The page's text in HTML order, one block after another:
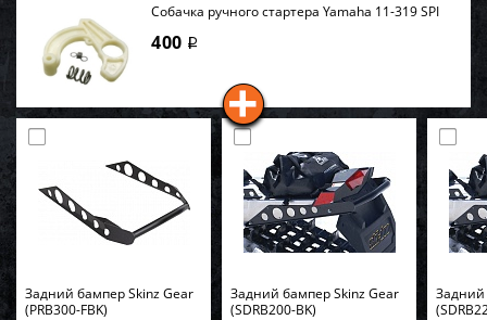
Собачка ручного стартера Yamaha 11-319 SPI
400 i
Задний бампер Skinz Gear
(PRB300-FBK)
Задний бампер Skinz Gear
(SDRB200-BK)
Задний